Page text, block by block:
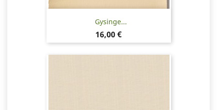
Gysinge...
Hinta
16,00 €